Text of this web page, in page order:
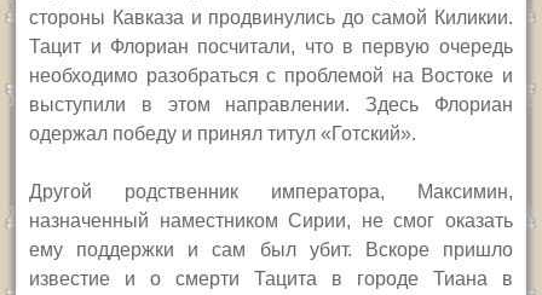
стороны Кавказа и продвинулись до самой Киликии.
Тацит и Флориан посчитали, что в первую очередь
необходимо разобраться с проблемой на Востоке и
выступили в этом направлении. Здесь Флориан
одержал победу и принял титул «Готский».
Другой родственник императора, Максимин,
назначенный наместником Сирии, не смог оказать
ему поддержки и сам был убит. Вскоре пришло
известие и о смерти Тацита в городе Тиана в